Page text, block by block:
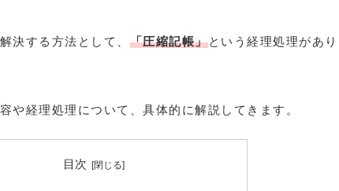
決する方法として、 「圧縮記帳」という経理処理があり
や経理処理について、具体的に解説してきます。
目次